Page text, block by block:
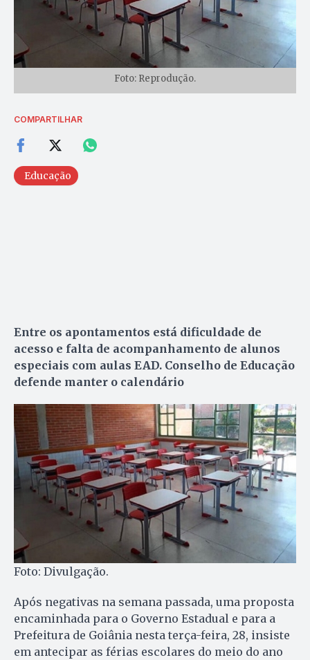
Foto: Reprodução.
COMPARTILHAR
Educação
Entre os apontamentos está dificuldade de
acesso e falta de acompanhamento de alunos
especiais com aulas EAD. Conselho de Educação
defende manter o calendário
Foto: Divulgação.
Após negativas na semana passada, uma proposta
encaminhada para o Governo Estadual e para a
Prefeitura de Goiânia nesta terça-feira, 28, insiste
em antecipar as férias escolares do meio do ano